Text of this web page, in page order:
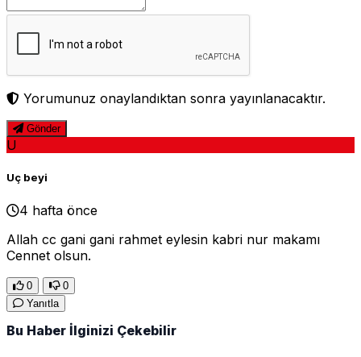
Yorumunuz onaylandıktan sonra yayınlanacaktır.
Gönder
U
Uç beyi
4 hafta önce
Allah cc gani gani rahmet eylesin kabri nur makamı
Cennet olsun.
0
0
Yanıtla
Bu Haber İlginizi Çekebilir